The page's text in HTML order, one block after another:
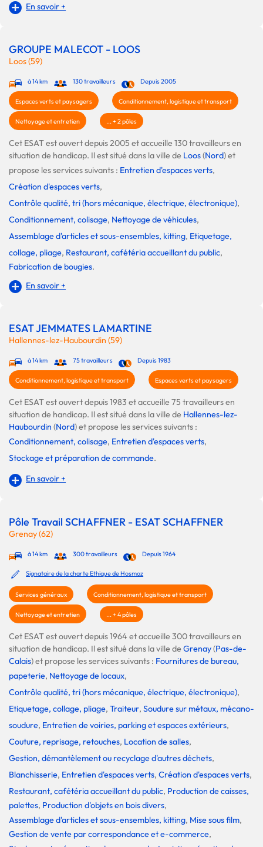
En savoir +
GROUPE MALECOT - LOOS
Loos (59)
à 14 km 130 travailleurs Depuis 2005
Espaces verts et paysagers Conditionnement, logistique et transport
Nettoyage et entretien ... + 2 pôles
Cet ESAT est ouvert depuis 2005 et accueille 130 travailleurs en
situation de handicap. Il est situé dans la ville de Loos(Nord) et
propose les services suivants : Entretien d'espaces verts,
Création d'espaces verts,
Contrôle qualité, tri (hors mécanique, électrique, électronique),
Conditionnement, colisage, Nettoyage de véhicules,
Assemblage d'articles et sous-ensembles, kitting, Etiquetage,
collage, pliage, Restaurant, cafétéria accueillant du public,
Fabrication de bougies.
En savoir +
ESAT JEMMATES LAMARTINE
Hallennes-lez-Haubourdin (59)
à 14 km 75 travailleurs Depuis 1983
Conditionnement, logistique et transport Espaces verts et paysagers
Cet ESAT est ouvert depuis 1983 et accueille 75 travailleurs en
situation de handicap. Il est situé dans la ville de Hallennes-lez-
Haubourdin (Nord) et propose les services suivants :
Conditionnement, colisage, Entretien d'espaces verts,
Stockage et préparation de commande.
En savoir +
Pôle Travail SCHAFFNER - ESAT SCHAFFNER
Grenay (62)
à 14 km 300 travailleurs Depuis 1964
Signataire de la charte Ethique de Hosmoz
Services généraux Conditionnement, logistique et transport
Nettoyage et entretien ... + 4 pôles
Cet ESAT est ouvert depuis 1964 et accueille 300 travailleurs en
situation de handicap. Il est situé dans la ville deGrenay(Pas-de-
Calais) et propose les services suivants : Fournitures de bureau,
papeterie, Nettoyage de locaux,
Contrôle qualité, tri (hors mécanique, électrique, électronique),
Etiquetage, collage, pliage, Traiteur, Soudure sur métaux, mécano-
soudure, Entretien de voiries, parking et espaces extérieurs,
Couture, reprisage, retouches, Location de salles,
Gestion, démantèlement ou recyclage d'autres déchets,
Blanchisserie, Entretien d'espaces verts, Création d'espaces verts,
Restaurant, cafétéria accueillant du public, Production de caisses,
palettes, Production d'objets en bois divers,
Assemblage d'articles et sous-ensembles, kitting, Mise sous film,
Gestion de vente par correspondance et e-commerce,